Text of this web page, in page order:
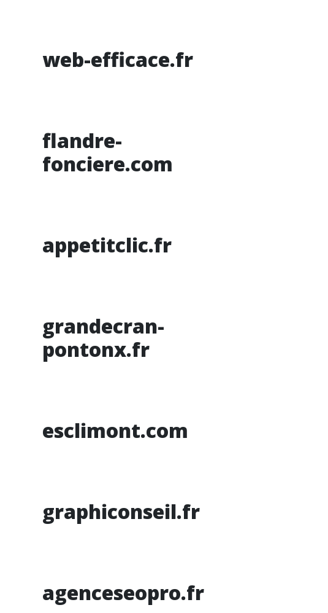
web-efficace.fr
flandre-
fonciere.com
appetitclic.fr
grandecran-
pontonx.fr
esclimont.com
graphiconseil.fr
agenceseopro.fr